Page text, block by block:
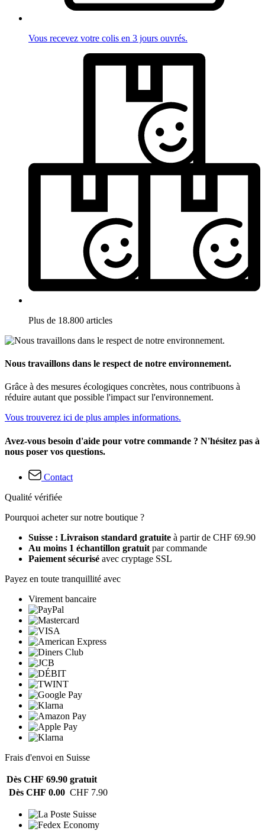
Vous recevez votre colis en 3 jours ouvrés.
Plus de 18.800 articles
Nous travaillons dans le respect de notre environnement.
Grâce à des mesures écologiques concrètes, nous contribuons à
réduire autant que possible l'impact sur l'environnement.
Vous trouverez ici de plus amples informations.
Avez-vous besoin d'aide pour votre commande ? N'hésitez pas à
nous poser vos questions.
Contact
Qualité vérifiée
Pourquoi acheter sur notre boutique ?
Suisse : Livraison standard gratuite à partir de CHF 69.90
Au moins 1 échantillon gratuit par commande
Paiement sécurisé avec cryptage SSL
Payez en toute tranquillité avec
Virement bancaire
Frais d'envoi en Suisse
Dès CHF 69.90 gratuit
Dès CHF 0.00 CHF 7.90